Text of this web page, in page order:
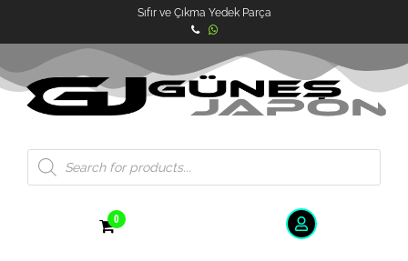
Sıfır ve Çıkma Yedek Parça
0